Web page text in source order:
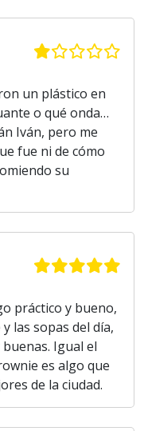
un plástico en
o qué onda…
Iván, pero me
fue ni de cómo
su
práctico y bueno,
las sopas del día,
Igual el
es algo que
de la ciudad.